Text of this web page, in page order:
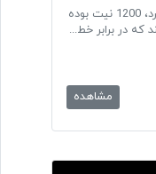
نمایشگر 6.7 اینچی آیفون 14 استاندارد، 1200 نیت بوده
در برابر خط...
مشاهده